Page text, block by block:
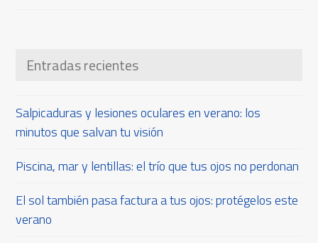
Entradas recientes
Salpicaduras y lesiones oculares en verano: los
minutos que salvan tu visión
Piscina, mar y lentillas: el trío que tus ojos no perdonan
El sol también pasa factura a tus ojos: protégelos este
verano